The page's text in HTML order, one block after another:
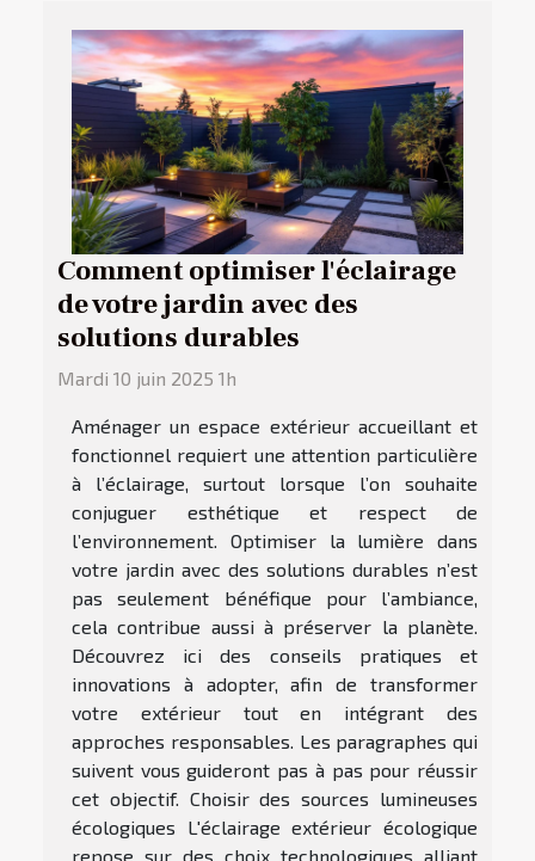
Comment optimiser l'éclairage
de votre jardin avec des
solutions durables
Mardi 10 juin 2025 1h
Aménager un espace extérieur accueillant et
fonctionnel requiert une attention particulière
à l’éclairage, surtout lorsque l’on souhaite
conjuguer esthétique et respect de
l’environnement. Optimiser la lumière dans
votre jardin avec des solutions durables n’est
pas seulement bénéfique pour l’ambiance,
cela contribue aussi à préserver la planète.
Découvrez ici des conseils pratiques et
innovations à adopter, afin de transformer
votre extérieur tout en intégrant des
approches responsables. Les paragraphes qui
suivent vous guideront pas à pas pour réussir
cet objectif. Choisir des sources lumineuses
écologiques L'éclairage extérieur écologique
repose sur des choix technologiques alliant